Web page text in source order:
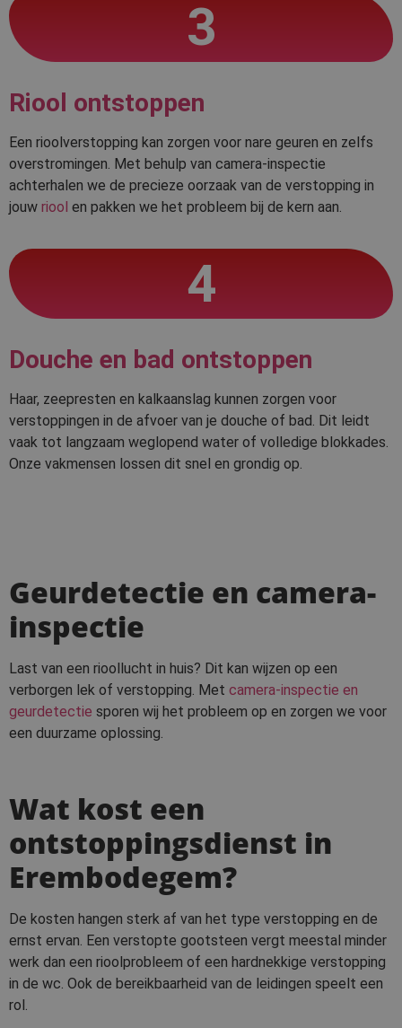
3
Riool ontstoppen
Een rioolverstopping kan zorgen voor nare geuren en zelfs
overstromingen. Met behulp van camera-inspectie
achterhalen we de precieze oorzaak van de verstopping in
jouw riool en pakken we het probleem bij de kern aan.
4
Douche en bad ontstoppen
Haar, zeepresten en kalkaanslag kunnen zorgen voor
verstoppingen in de afvoer van je douche of bad. Dit leidt
vaak tot langzaam weglopend water of volledige blokkades.
Onze vakmensen lossen dit snel en grondig op.
Geurdetectie en camera-
inspectie
Last van een rioollucht in huis? Dit kan wijzen op een
verborgen lek of verstopping. Met camera-inspectie en
geurdetectie sporen wij het probleem op en zorgen we voor
een duurzame oplossing.
Wat kost een
ontstoppingsdienst in
Erembodegem?
De kosten hangen sterk af van het type verstopping en de
ernst ervan. Een verstopte gootsteen vergt meestal minder
werk dan een rioolprobleem of een hardnekkige verstopping
in de wc. Ook de bereikbaarheid van de leidingen speelt een
rol.